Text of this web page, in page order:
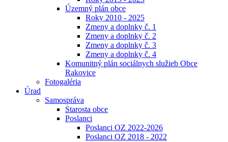
Územný plán obce
Roky 2010 - 2025
Zmeny a doplnky č. 1
Zmeny a doplnky č. 2
Zmeny a doplnky č. 3
Zmeny a doplnky č. 4
Komunitný plán sociálnych služieb Obce
Rakovice
Fotogaléria
Úrad
Samospráva
Starosta obce
Poslanci
Poslanci OZ 2022-2026
Poslanci OZ 2018 - 2022